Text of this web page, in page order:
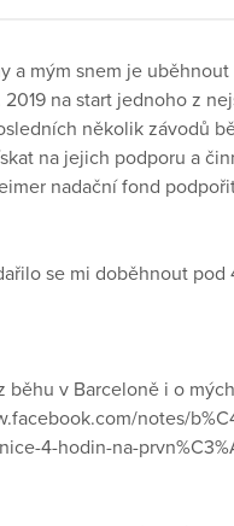
a mým snem je
na start jednoho z
několik závodů
na jejich podporu a
nadační fond
se mi doběhnout pod
v Barceloně i o
notes/
4-hodin-na-